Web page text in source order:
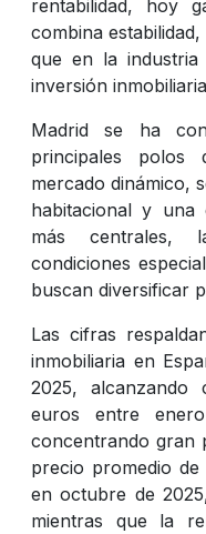
rentabilidad, hoy
combina
que en la industria
inversión
Madrid se ha
principales polos
mercado dinámico,
habitacional y
más centrales,
condiciones
buscan diversificar
Las cifras
inmobiliaria en
2025, alcanzando
euros entre
concentrando gran
precio promedio
en octubre de
mientras que la